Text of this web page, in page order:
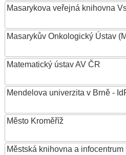
Masarykova veřejná knihovna
Masarykův Onkologický Ústav
Matematický ústav AV ČR
Mendelova univerzita v Brně -
Město Kroměříž
Městská knihovna a